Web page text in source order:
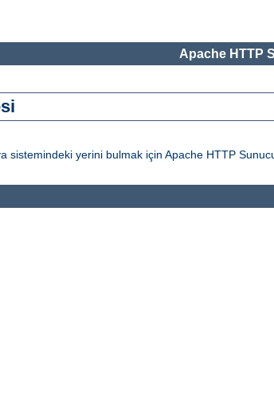
Apache HTTP
yerini bulmak için Apache HTTP